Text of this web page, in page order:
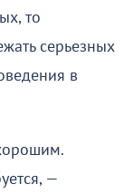
то
серьезных
в
—